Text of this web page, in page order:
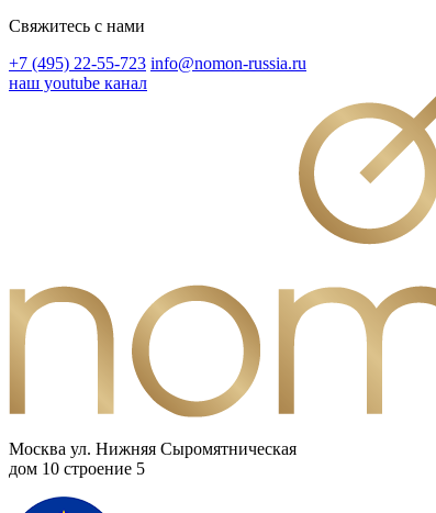
Свяжитесь с нами
+7 (495) 22-55-723 info@nomon-russia.ru
наш youtube канал
Москва ул. Нижняя Сыромятническая
дом 10 cтроение 5